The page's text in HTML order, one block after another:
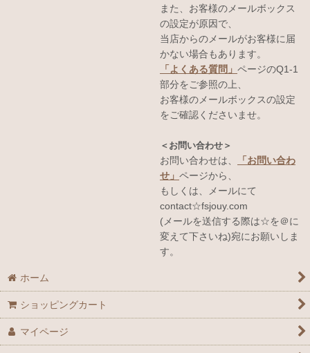
また、お客様のメールボックス
の設定が原因で、
当店からのメールがお客様に届
かない場合もあります。
「よくある質問」 ページのQ1-1
部分をご参照の上、
お客様のメールボックスの設定
をご確認くださいませ。
＜お問い合わせ＞
お問い合わせは、
「お問い合わ
せ」 ページから、
もしくは、メールにて
contact☆fsjouy.com
(メールを送信する際は☆を＠に
変えて下さいね)宛にお願いしま
す。
ホーム
ショッピングカート
マイページ